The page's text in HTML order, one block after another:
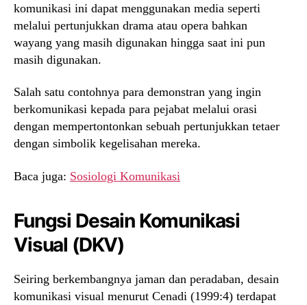
komunikasi ini dapat menggunakan media seperti
melalui pertunjukkan drama atau opera bahkan
wayang yang masih digunakan hingga saat ini pun
masih digunakan.
Salah satu contohnya para demonstran yang ingin
berkomunikasi kepada para pejabat melalui orasi
dengan mempertontonkan sebuah pertunjukkan tetaer
dengan simbolik kegelisahan mereka.
Baca juga: Sosiologi Komunikasi
Fungsi Desain Komunikasi
Visual (DKV)
Seiring berkembangnya jaman dan peradaban, desain
komunikasi visual menurut Cenadi (1999:4) terdapat